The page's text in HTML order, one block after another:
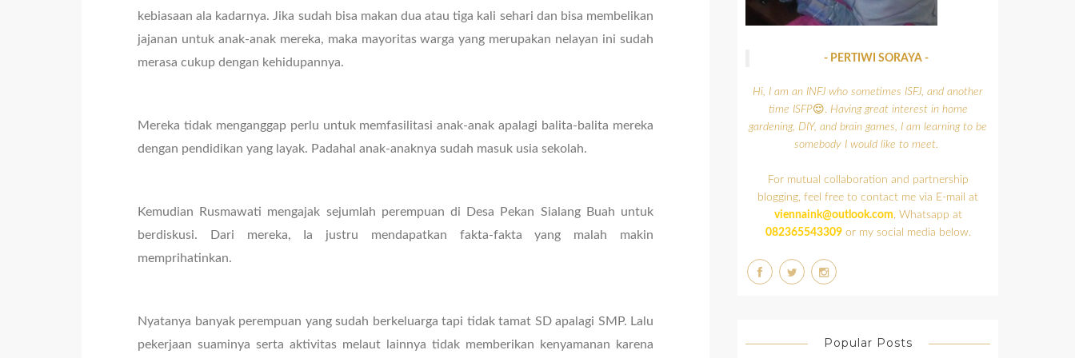
kebiasaan ala kadarnya. Jika sudah bisa makan dua atau tiga kali sehari dan bisa membelikan
jajanan untuk anak-anak mereka, maka mayoritas warga yang merupakan nelayan ini sudah
merasa cukup dengan kehidupannya.
Mereka tidak menganggap perlu untuk memfasilitasi anak-anak apalagi balita-balita mereka
dengan pendidikan yang layak. Padahal anak-anaknya sudah masuk usia sekolah.
Kemudian Rusmawati mengajak sejumlah perempuan di Desa Pekan Sialang Buah untuk
berdiskusi. Dari mereka, Ia justru mendapatkan fakta-fakta yang malah makin
memprihatinkan.
Nyatanya banyak perempuan yang sudah berkeluarga tapi tidak tamat SD apalagi SMP. Lalu
pekerjaan suaminya serta aktivitas melaut lainnya tidak memberikan kenyamanan karena
- PERTIWI SORAYA -
Hi, I am an INFJ who sometimes ISFJ, and another
time ISFP😌. Having great interest in home
gardening, DIY, and brain games, I am learning to be
somebody I would like to meet.
For mutual collaboration and partnership
blogging, feel free to contact me via E-mail at
viennaink@outlook.com, Whatsapp at
082365543309or my social media below.
Popular Posts